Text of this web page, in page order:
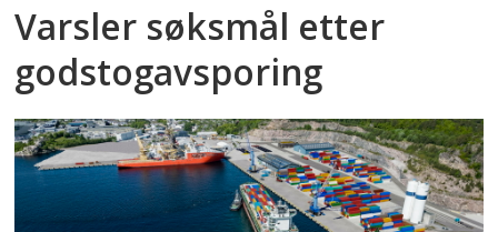
Varsler søksmål etter
godstog­avsporing